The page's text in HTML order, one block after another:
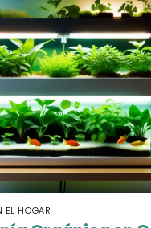
EL HOGAR